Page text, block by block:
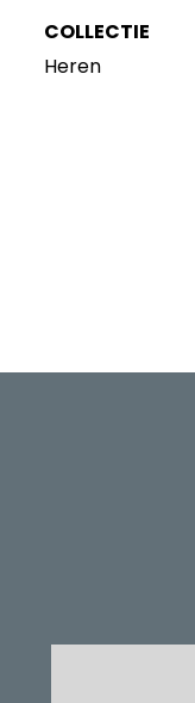
COLLECTIE
Heren